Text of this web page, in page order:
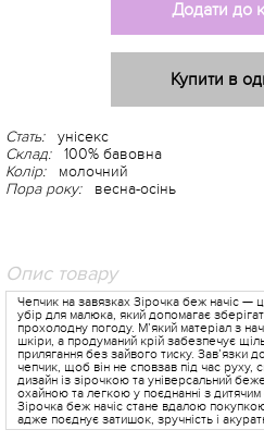
Додати до
Купити в
Стать: унісекс
Склад: 100% бавовна
Колір: молочний
Пора року: весна-осінь
Опис товару
Чепчик на завязках Зірочка беж начіс —
убір для малюка, який допомагає
прохолодну погоду. М’який матеріал з
шкіри, а продуманий крій забезпечує
прилягання без зайвого тиску. Зав’язки
чепчик, щоб він не сповзав під час руху,
дизайн із зірочкою та універсальний
охайною та легкою у поєднанні з
Зірочка беж начіс стане вдалою
адже поєднує затишок, зручність і